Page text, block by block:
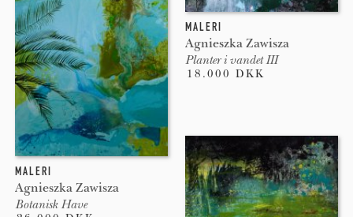
MALERI
Agnieszka Zawisza
Planter i vandet III
18.000 DKK
MALERI
Agnieszka Zawisza
Botanisk Have